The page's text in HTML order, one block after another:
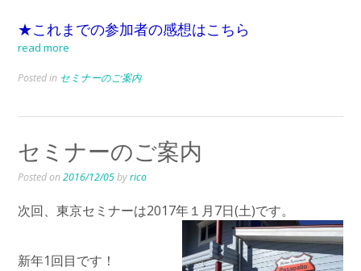
★これまでの参加者の感想はこちら
read more
Posted in セミナーのご案内
セミナーのご案内
Posted on2016/12/05byrico
次回、東京セミナーは2017年１月7日(土)です。
新年1回目です！